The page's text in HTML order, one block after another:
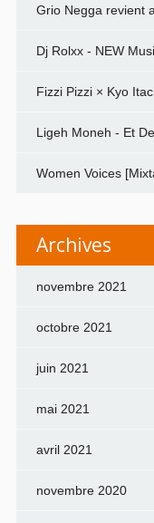
Grio Negga revient
Dj Rolxx - NEW
Fizzi Pizzi × Kyo
Ligeh Moneh - Et
Women Voices
Archives
novembre 2021
octobre 2021
juin 2021
mai 2021
avril 2021
novembre 2020